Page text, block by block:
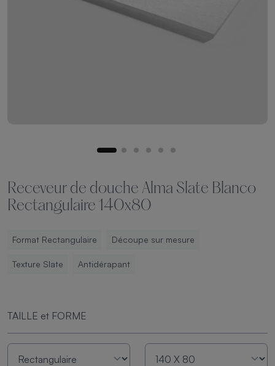
Receveur de douche Alma Slate Blanco
Rectangulaire 140x80
Format Rectangulaire Découpe sur mesure
Texture Slate Antidérapant
TAILLE et FORME